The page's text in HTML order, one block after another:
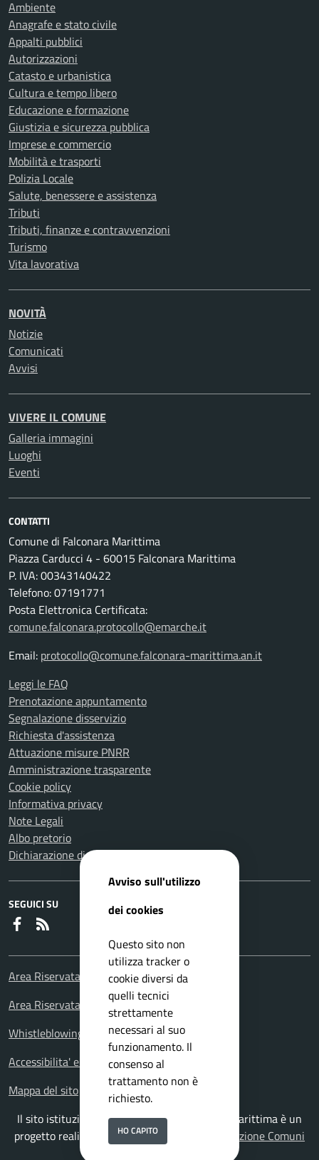
Ambiente
Anagrafe e stato civile
Appalti pubblici
Autorizzazioni
Catasto e urbanistica
Cultura e tempo libero
Educazione e formazione
Giustizia e sicurezza pubblica
Imprese e commercio
Mobilità e trasporti
Polizia Locale
Salute, benessere e assistenza
Tributi
Tributi, finanze e contravvenzioni
Turismo
Vita lavorativa
NOVITÀ
Notizie
Comunicati
Avvisi
VIVERE IL COMUNE
Galleria immagini
Luoghi
Eventi
CONTATTI
Comune di Falconara Marittima
Piazza Carducci 4 - 60015 Falconara Marittima
P. IVA: 00343140422
Telefono: 07191771
Posta Elettronica Certificata:
comune.falconara.protocollo@emarche.it
Email: protocollo@comune.falconara-marittima.an.it
Leggi le FAQ
Prenotazione appuntamento
Segnalazione disservizio
Richiesta d'assistenza
Attuazione misure PNRR
Amministrazione trasparente
Cookie policy
Informativa privacy
Note Legali
Albo pretorio
Dichiarazione di accessibilità
SEGUICI SU
Faceboook
Area Riservata Consiglieri Comunali
Area Riservata Polizia Locale
Whistleblowing – Segnalazioni illeciti
Accessibilita' e meccanismo di feedback
Mappa del sito
Il sito istituzionale del Comune di Falconara Marittima è un
progetto realizzato daISWEB S.p.A.
Soluzione Comuni
Avviso sull'utilizzo
dei cookies
Questo sito non
utilizza tracker o
cookie diversi da
quelli tecnici
strettamente
necessari al suo
funzionamento. Il
consenso al
trattamento non è
richiesto.
HO CAPITO